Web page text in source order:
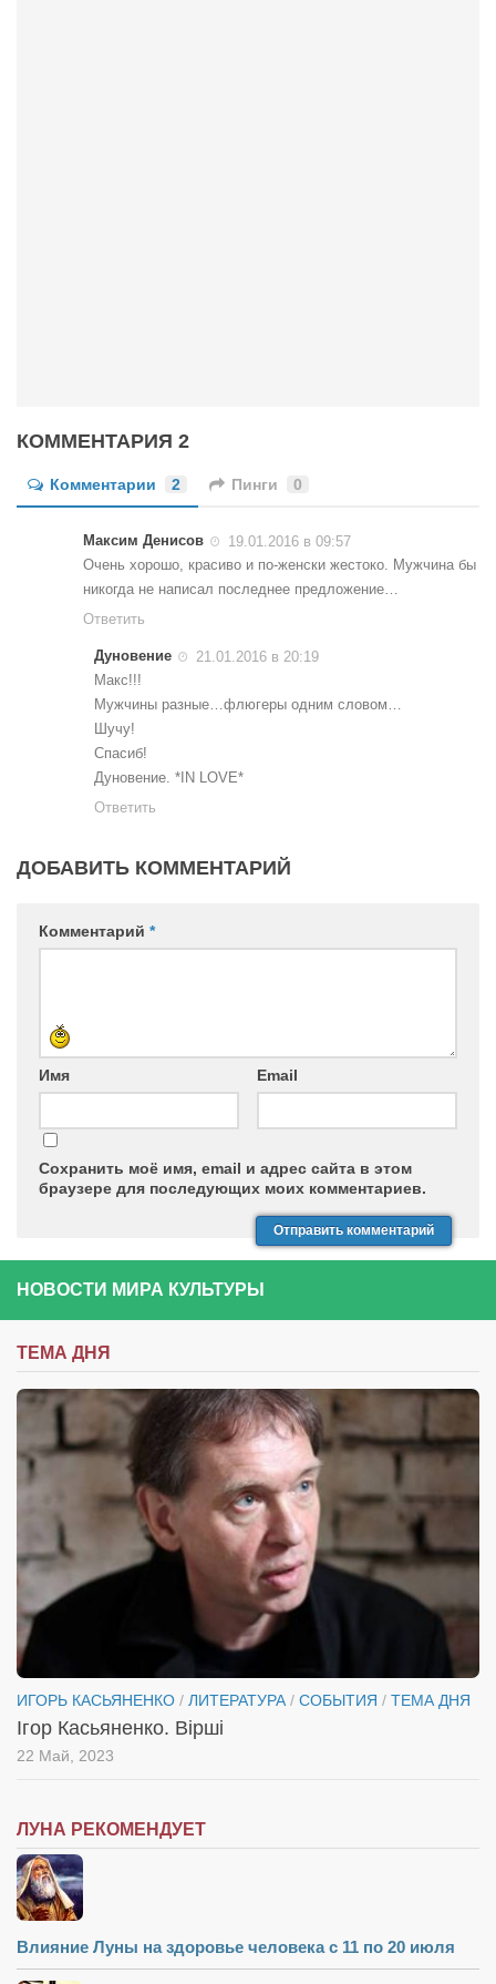
Конкурсы
Фестиваль. Конкурс «Колибри» 2017
Конкурс «Колибри» 2016
Конкурс «Колибри» 2015
Конкурс «Колибри» 2014
Литературный конкурс «Я люблю Украину»
Конкурс «Колибри — детям!» 2014
Конкурс «Колибри» 2013
Интервью
Афиша Киев
О нас
КОММЕНТАРИЯ 2
Комментарии 2 Пинги 0
Максим Денисов
19.01.2016 в 09:57
Очень хорошо, красиво и по-женски жестоко. Мужчина бы
никогда не написал последнее предложение…
Ответить
Дуновение
21.01.2016 в 20:19
Макс!!!
Мужчины разные…флюгеры одним словом…
Шучу!
Спасиб!
Дуновение. *IN LOVE*
Ответить
ДОБАВИТЬ КОММЕНТАРИЙ
Комментарий *
Имя Email
Сохранить моё имя, email и адрес сайта в этом
браузере для последующих моих комментариев.
НОВОСТИ МИРА КУЛЬТУРЫ
ТЕМА ДНЯ
ИГОРЬ КАСЬЯНЕНКО / ЛИТЕРАТУРА / СОБЫТИЯ / ТЕМА ДНЯ
Ігор Касьяненко. Вірші
22 Май, 2023
ЛУНА РЕКОМЕНДУЕТ
Влияние Луны на здоровье человека с 11 по 20 июля